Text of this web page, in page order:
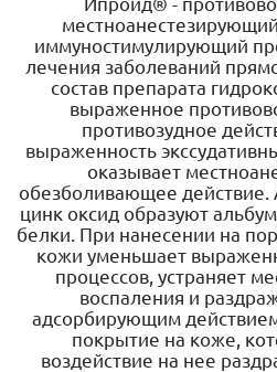
иммуностимулирующий
лечения заболеваний
состав препарата
выраженное
противозудное
выраженность
оказывает
обезболивающее действие.
цинк оксид образуют
белки. При нанесении на
кожи уменьшает
процессов, устраняет
воспаления и
адсорбирующим
покрытие на коже,
воздействие на нее